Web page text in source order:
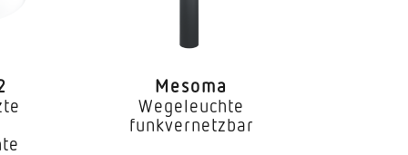
Mesoma
Wegeleuchte
funkvernetzbar